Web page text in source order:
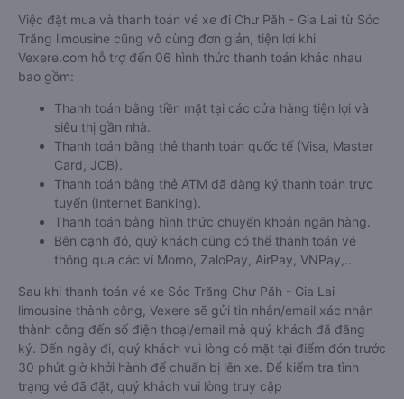
Việc đặt mua và thanh toán vé xe đi Chư Păh - Gia Lai từ Sóc
Trăng limousine cũng vô cùng đơn giản, tiện lợi khi
Vexere.com hỗ trợ đến 06 hình thức thanh toán khác nhau
bao gồm:
Thanh toán bằng tiền mặt tại các cửa hàng tiện lợi và
siêu thị gần nhà.
Thanh toán bằng thẻ thanh toán quốc tế (Visa, Master
Card, JCB).
Thanh toán bằng thẻ ATM đã đăng ký thanh toán trực
tuyến (Internet Banking).
Thanh toán bằng hình thức chuyển khoản ngân hàng.
Bên cạnh đó, quý khách cũng có thể thanh toán vé
thông qua các ví Momo, ZaloPay, AirPay, VNPay,…
Sau khi thanh toán vé xe Sóc Trăng Chư Păh - Gia Lai
limousine thành công, Vexere sẽ gửi tin nhắn/email xác nhận
thành công đến số điện thoại/email mà quý khách đã đăng
ký. Đến ngày đi, quý khách vui lòng có mặt tại điểm đón trước
30 phút giờ khởi hành để chuẩn bị lên xe. Để kiểm tra tình
trạng vé đã đặt, quý khách vui lòng truy cập